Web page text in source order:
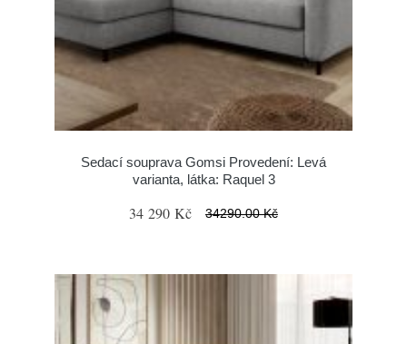
Sedací souprava Gomsi Provedení: Levá
varianta, látka: Raquel 3
34 290 Kč 34290.00 Kč